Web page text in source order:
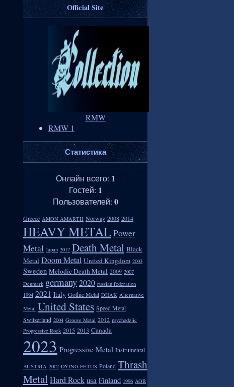
Official Site
RMW
RMW 1
Статистика
Онлайн всего: 1
Гостей: 1
Пользователей: 0
Greece AMON AMARTH Norway 2008 2014
HEAVY METALPower
Metal Japan 2017 Death Metal Black
Metal Doom Metal United Kingdom 2003
Sweden Melodic Death Metal 2009 2007
Denmark germany2020 russian federation
1994 2021 Italy Gothic Metal DHAK Alternative
Metal United States Speed Metal
Switzerland 2004 Groove Metal 2012 psychedelic
Progressive Rock 2015 2013 Canada
2023 Progressive Metal Instrumental
AUSTRIA 2002 DYING FETUS Poland Thrash
MetalHard Rock usa Finland 1996 AOR